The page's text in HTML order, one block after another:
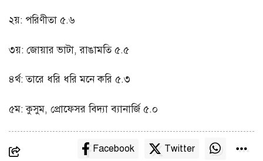
২য়: পরিণীতা ৫.৬
৩য়: জোয়ার ভাটা, রাঙামতি ৫.৫
৪র্থ: তারে ধরি ধরি মনে করি ৫.৩
৫ম: কুসুম, প্রোফেসর বিদ্যা ব্যানার্জি ৫.০
Facebook Twitter